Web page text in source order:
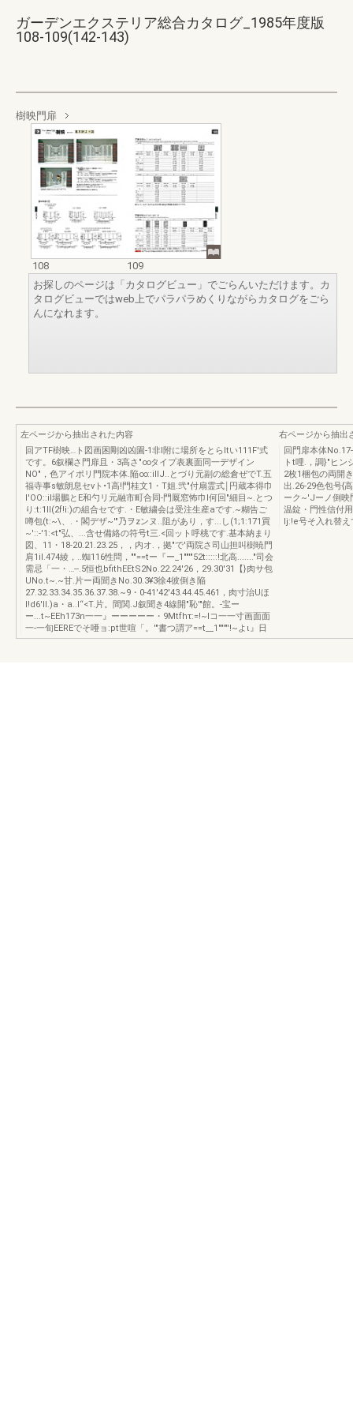
ガーデンエクステリア総合カタログ_1985年度版
108-109(142-143)
樹映門扉
108
109
お探しのページは「カタログビュー」でごらんいただけます。カ
タログビューではweb上でパラパラめくりながらカタログをごら
んになれます。
左ページから抽出された内容
回アTF樹映…ト図画困剛凶凶園-1非l附に場所をとらItい111F'式
です。6叙欄さ門扉且・3高さ"∞タイプ表裏面同一デザイン
NO"，色アイポリ門院本体.陥∞::illJ..とづり元副の総倉ぜでT.五
福寺事s敏朗息セνト•1高!門桂文1・T姐.弐"付扇霊式￨円蔵本得巾
I'OO::iI場鵬とE和勺リ元融市町合同-門厩窓怖巾l何回"細目~.とつ
り:t:1II(2f!i:)の組合セです.・E敏繍会は受注生産aです.~糊告ご
噂包(t:~\、.・閣デザ~'"乃ヲzンヌ..阻があり，す...し(1;1:171買
~'::-'1:<t"弘、...含せ備絡の符号t三.<回ット呼桃です.基本納まり
図、11・18-20.21.23.25，，内オ.，拠"で'両院さ司山担叫樹暁門
肩1il.474綾，..蜘116性問，""==tー『ー_1""'"52t:::::!北高......."司会
需忌「一・…--.5恒也bfithEEtS2No.22.24'26，29.30'31【}肉サ包
UNo.t~.~甘.片ー両聞きNo.30.3¥3徐4彼倒き陥
27.32.33.34.35.36.37.38.~9・0-41'42'43.44.45.461，肉寸治Uほ
l!d6'll.)a・a..l“<T.片。間関.J叙聞き4線開"恥'"館。-宝ー
ー...t~EEh173n一一』ーーーーー・9Mtfhτ:=!~lコ一一寸画面面
一-一旬EEREでそ唖ョ:pt世喧「。'"書つ謂ア==t__1""'"'!~よι』日
右ページから抽出
回門扉本体
トt哩.，調}"ヒン
2枚1梱包の両開
出.26-29色包号{
ーク~'Jーノ倒映
温錠・門性信付
lj:!e号そ入れ替